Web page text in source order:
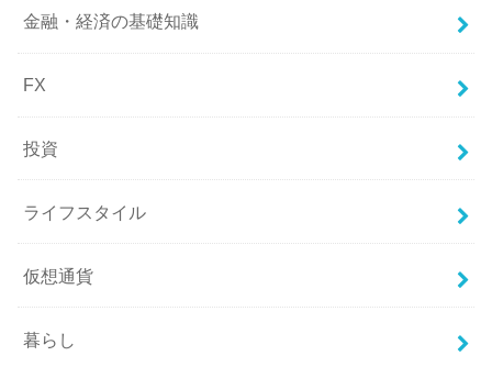
金融・経済の基礎知識
FX
投資
ライフスタイル
仮想通貨
暮らし